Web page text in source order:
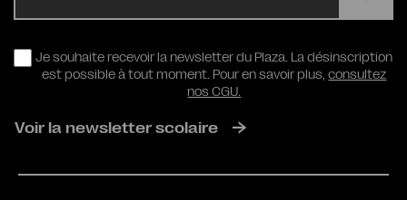
RGPD
Je souhaite recevoir la newsletter du Plaza. La désinscription
est possible à tout moment. Pour en savoir plus,consultez
nos CGU.
Voir la newsletter scolaire